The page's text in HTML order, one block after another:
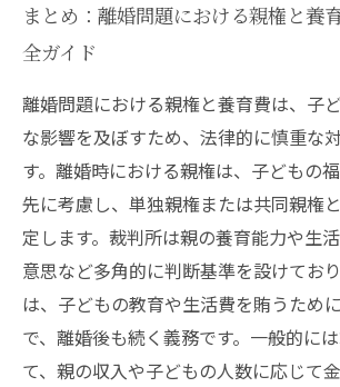
まとめ：離婚問題における親権と養
全ガイド
離婚問題における親権と養育費は、子
な影響を及ぼすため、法律的に慎重な
す。離婚時における親権は、子どもの
先に考慮し、単独親権または共同親権
定します。裁判所は親の養育能力や生
意思など多角的に判断基準を設けてお
は、子どもの教育や生活費を賄うため
で、離婚後も続く義務です。一般的に
て、親の収入や子どもの人数に応じて